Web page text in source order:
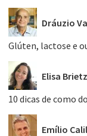
Dráuzio
Glúten, lactose e
Elisa
10 dicas de como
Emílio Calil